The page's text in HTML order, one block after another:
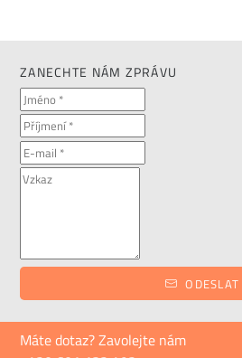
ZANECHTE NÁM ZPRÁVU
ODESLAT
Máte dotaz? Zavolejte nám